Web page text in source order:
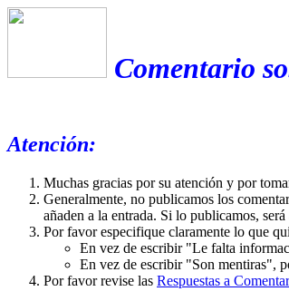
Comentario
Atención:
Muchas gracias por su atención y por
Generalmente, no publicamos los
añaden a la entrada. Si lo publicamos,
Por favor especifique claramente lo que
En vez de escribir "Le falta
En vez de escribir "Son mentiras",
Por favor revise las Respuestas a